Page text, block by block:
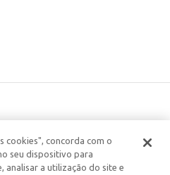
cookies", concorda com o
seu dispositivo para
analisar a utilização do site e